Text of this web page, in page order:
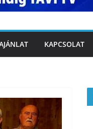
KAPCSOLAT